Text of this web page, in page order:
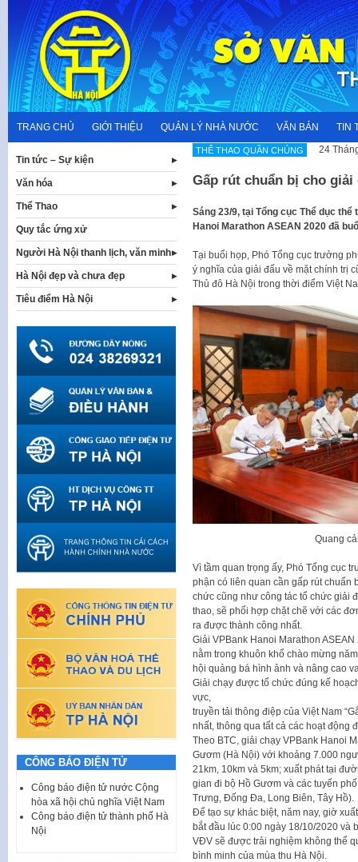
content
TRANG CHỦ GIỚI THIỆU QUẢN LÝ NHÀ NƯỚC VĂN BẢN TIN
THỂ THAO QUẦN CHÚNG 24
Gấp rút chuẩn bị cho giải
Sáng 23/9, tại Tổng cục Thể dục
Hanoi Marathon ASEAN 2020 đã
Tại buổi họp, Phó Tổng cục trưởng
ý nghĩa của giải đấu về mặt chính trị
Thủ đô Hà Nội trong thời điểm Việt
Quang
Vì tầm quan trọng ấy, Phó Tổng cục
phận có liên quan cần gấp rút chuẩn
chức cũng như công tác tổ chức giải
thao, sẽ phối hợp chặt chẽ với các
ra được thành công nhất.
Giải VPBank Hanoi Marathon
nằm trong khuôn khổ chào mừng
hội quảng bá hình ảnh và nâng cao
Giải chạy được tổ chức đúng kế
vực,
truyền tải thông điệp của Việt Nam
nhất, thông qua tất cả các hoạt động
Theo BTC, giải chạy VPBank Hanoi
Gươm (Hà Nội) với khoảng 7.000
21km, 10km và 5km; xuất phát tại
gian đi bộ Hồ Gươm và các tuyến
Trưng, Đống Đa, Long Biên, Tây Hồ).
Để tạo sự khác biệt, năm nay, giờ
bắt đầu lúc 0:00 ngày 18/10/2020 và
VĐV sẽ được trải nghiệm không thể
bình minh của mùa thu Hà Nội.
Tin tức – Sự kiện
Văn hóa
Thể Thao
Quy tắc ứng xử
Người Hà Nội thanh lịch, văn minh
Hà Nội đẹp và chưa đẹp
Tiêu điểm Hà Nội
CÔNG BÁO ĐIỆN TỬ
Công báo điện tử nước Cộng
hòa xã hội chủ nghĩa Việt Nam
Công báo điện tử thành phố Hà
Nội